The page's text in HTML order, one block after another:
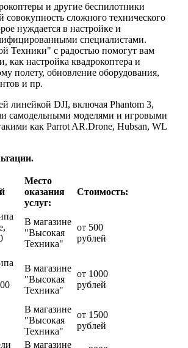
и другие беспилотники
совокупность сложного технического
нуждается в настройке и
специалистами.
Техники" с радостью помогут вам
как настройка квадрокоптера и
полету, обновление оборудования,
и пр.
линейкой DJI, включая Phantom 3,
самодельными моделями и игровыми
как Parrot AR.Drone, Hubsan, WL
Место
оказания
услуг:
Стоимость:
В магазине
"Высокая
Техника"
от 500
рублей
В магазине
"Высокая
Техника"
от 1000
рублей
В магазине
"Высокая
Техника"
от 1500
рублей
В магазине